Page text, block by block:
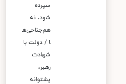
سپرده
شود، نه
هم‌جناحی‌ه
ا / دولت با
شهادت
رهبر،
پشتوانه